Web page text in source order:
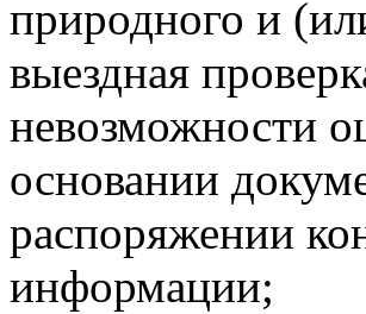
природного и
выездная
невозможности
основании
распоряжении
информации;